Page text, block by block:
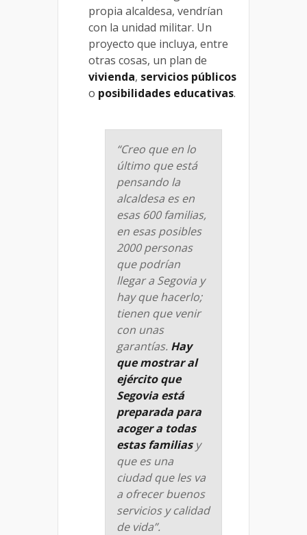
propia alcaldesa, vendrían
con la unidad militar. Un
proyecto que incluya, entre
otras cosas, un plan de
vivienda, servicios públicos
o posibilidades educativas.
“Creo que en lo
último que está
pensando la
alcaldesa es en
esas 600 familias,
en esas posibles
2000 personas
que podrían
llegar a Segovia y
hay que hacerlo;
tienen que venir
con unas
garantías. Hay
que mostrar al
ejército que
Segovia está
preparada para
acoger a todas
estas familiasy
que es una
ciudad que les va
a ofrecer buenos
servicios y calidad
de vida”.